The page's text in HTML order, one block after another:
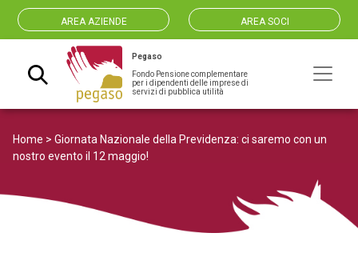
AREA AZIENDE AREA SOCI
Navigazione principale
Pegaso
Fondo Pensione complementare
per i dipendenti delle imprese di
servizi di pubblica utilità
Home > Giornata Nazionale della Previdenza: ci saremo con un
nostro evento il 12 maggio!